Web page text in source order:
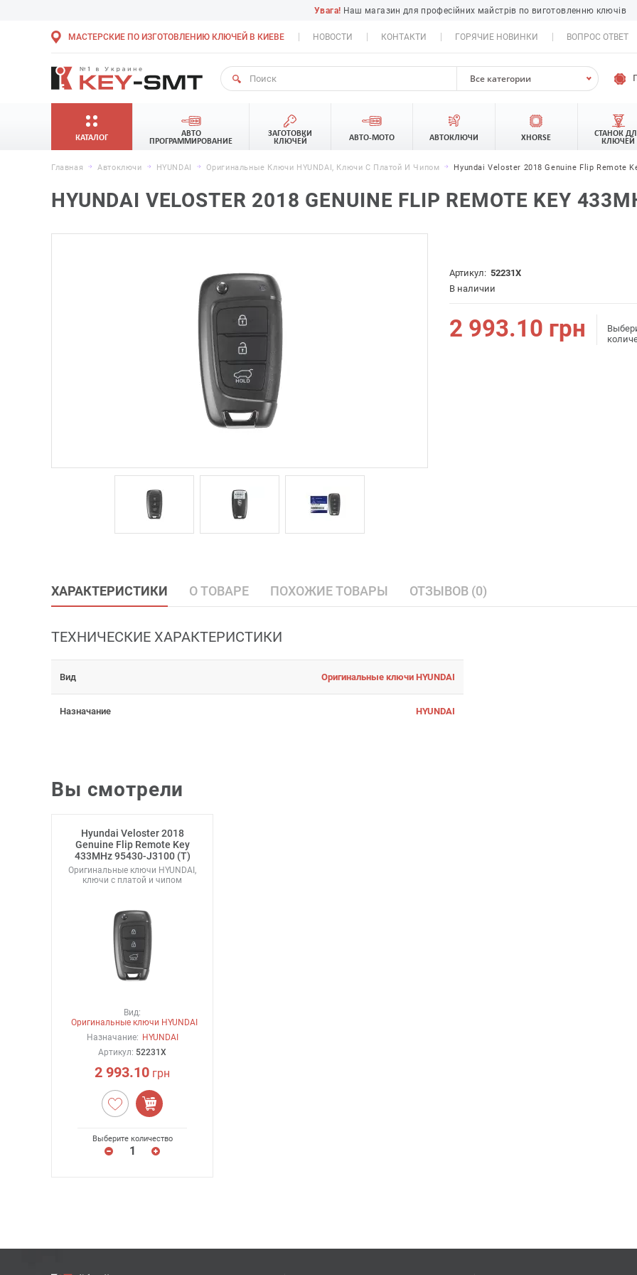
Увага! Наш магазин для професійних майстрів по виготовленню ключів
МАСТЕРСКИЕ ПО ИЗГОТОВЛЕНИЮ КЛЮЧЕЙ В КИЕВЕ НОВОСТИ КОНТАКТИ ГОРЯЧИЕ НОВИНКИ ВОПРОС ОТВЕТ
Все категории
КАТАЛОГ
АВТО
ПРОГРАММИРОВАНИЕ
ЗАГОТОВКИ
КЛЮЧЕЙ
АВТО-МОТО АВТОКЛЮЧИ XHORSE
СТАНОК
КЛЮЧЕЙ
Главная Автоключи HYUNDAI Оригинальные Ключи HYUNDAI, Ключи С Платой И Чипом Hyundai Veloster 2018 Genuine Flip Remote
HYUNDAI VELOSTER 2018 GENUINE FLIP REMOTE KEY
Артикул: 52231X
В наличии
2 993.10 грн
ХАРАКТЕРИСТИКИ О ТОВАРЕ ПОХОЖИЕ ТОВАРЫ ОТЗЫВОВ (0)
ТЕХНИЧЕСКИЕ ХАРАКТЕРИСТИКИ
Вид Оригинальные ключи HYUNDAI
Назначание HYUNDAI
Вы смотрели
Hyundai Veloster 2018
Genuine Flip Remote Key
433MHz 95430-J3100 (T)
Оригинальные ключи HYUNDAI,
ключи с платой и чипом
Вид:
Оригинальные ключи HYUNDAI
Назначание: HYUNDAI
Артикул: 52231X
2 993.10 грн
Выберите количество